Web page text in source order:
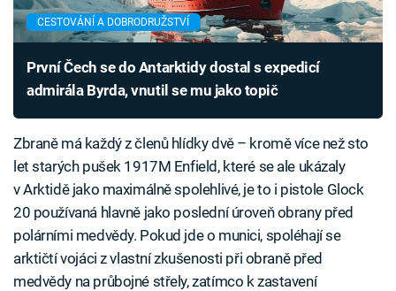
CESTOVÁNÍ A DOBRODRUŽSTVÍ
První Čech se do Antarktidy dostal s expedicí
admirála Byrda, vnutil se mu jako topič
Zbraně má každý z členů hlídky dvě – kromě více než sto
let starých pušek 1917M Enfield, které se ale ukázaly
v Arktidě jako maximálně spolehlivé, je to i pistole Glock
20 používaná hlavně jako poslední úroveň obrany před
polárními medvědy. Pokud jde o munici, spoléhají se
arktičtí vojáci z vlastní zkušenosti při obraně před
medvědy na průbojné střely, zatímco k zastavení